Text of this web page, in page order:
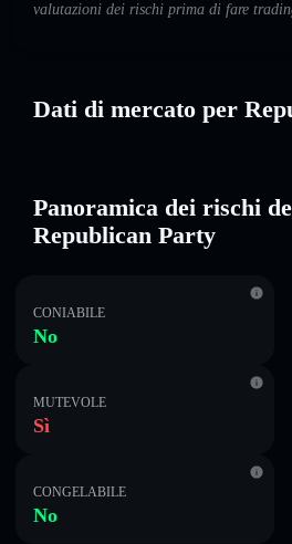
valutazioni dei rischi prima di fare
Dati di mercato per
Panoramica dei rischi
Republican Party
CONIABILE
No
MUTEVOLE
Sì
CONGELABILE
No